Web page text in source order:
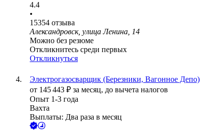
4.4
•
15354 отзыва
Александровск, улица Ленина, 14
Можно без резюме
Откликнитесь среди первых
Откликнуться
Электрогазосварщик (Березники, Вагонное Депо)
от 145 443 ₽ за месяц, до вычета налогов
Опыт 1-3 года
Вахта
Выплаты: Два раза в месяц